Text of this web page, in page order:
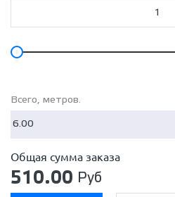
Труба Д-102 мм ст.2,8
Труба Д-108 мм ст.3
Труба Д-159 мм ст.4
Всего, метров.
Общая сумма заказа
510.00 Руб